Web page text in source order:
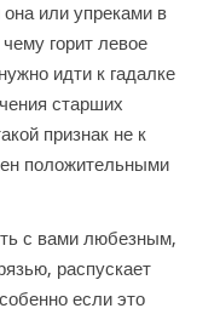
или упреками в
горит левое
идти к гадалке
старших
признак не к
положительными
с вами любезным,
распускает
если это